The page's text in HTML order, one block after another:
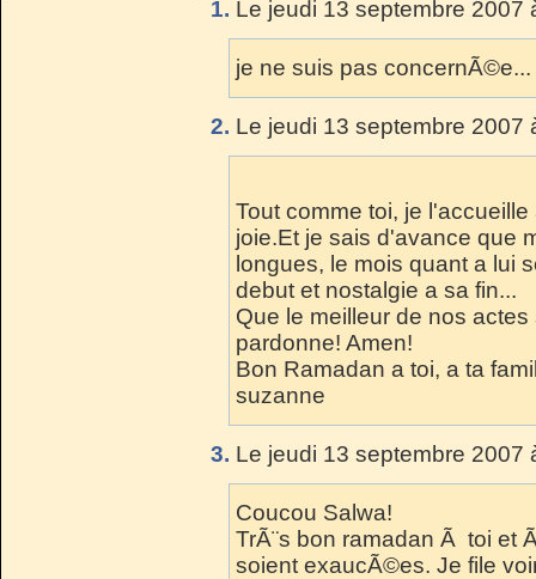
1. Le jeudi 13 septembre 2007
je ne suis pas
2. Le jeudi 13 septembre 2007
Tout comme toi, je
joie.Et je sais d'avance que
longues, le mois quant a lui
debut et nostalgie a sa fin...
Que le meilleur de nos
pardonne! Amen!
Bon Ramadan a toi, a ta
suzanne
3. Le jeudi 13 septembre 2007
Coucou Salwa!
TrÃ¨s bon ramadan Ã toi et
soient exaucÃ©es. Je file